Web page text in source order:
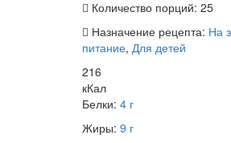
Количество порций: 25
Назначение рецепта: На
питание, Для детей
216
кКал
Белки: 4 г
Жиры: 9 г